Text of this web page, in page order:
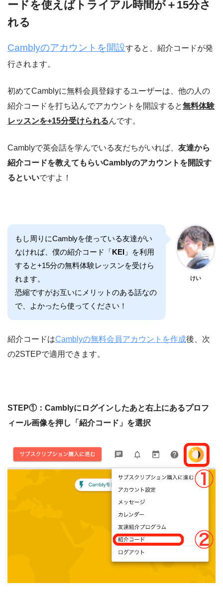
ードを使えばトライアル時間が＋15分さ
れる
Camblyのアカウントを開設すると、紹介コードが発
行されます。
初めてCamblyに無料会員登録するユーザーは、他の人の
紹介コードを打ち込んでアカウントを開設すると無料体験
レッスンを+15分受けられるんです。
Camblyで英会話を学んでいる友だちがいれば、 友達から
紹介コードを教えてもらいCamblyのアカウントを開設す
るといいですよ！
もし周りにCamblyを使っている友達がい
なければ、僕の紹介コード「KEI 」を利用
すると+15分の無料体験レッスンを受けら
れます。
恐縮ですがお互いにメリットのある話なの
で、よかったら使ってください！
けい
紹介コードはCamblyの無料会員アカウントを作成後、次
の2STEPで適用できます。
STEP①：Camblyにログインしたあと右上にあるプロフ
ィール画像を押し「紹介コード」を選択